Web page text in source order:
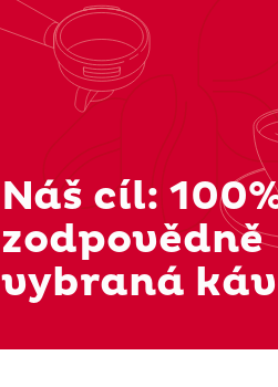
Náš cíl:
zodpovědně
vybraná